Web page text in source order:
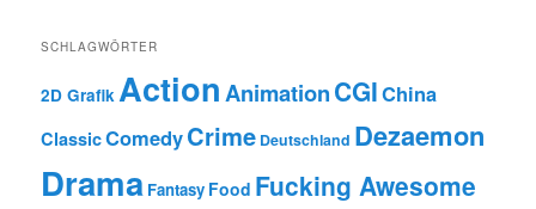
SCHLAGWÖRTER
2D GrafikActionAnimationCGIChina
ClassicComedyCrime Deutschland Dezaemon
Drama Fantasy Food Fucking Awesome